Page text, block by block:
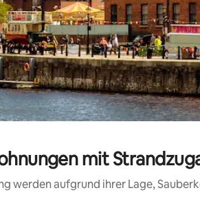
mit
werden aufgrund ihrer Lage,